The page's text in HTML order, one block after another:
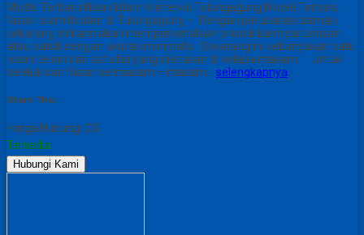
Model Terbaru Nisan Islam Kristen di Tulungagung Model Terbaru
Nisan Islam Kristen di Tulungagung – Dengan perubahan zaman
sekarang ini kami akan memperkenalkan produk kami yaitu nisan
atau patok dengan ukuran minimalis. Sekarang ini kebanyakan batu
nisan terdiri dari satu biji yang diletakan di kelapa makam. Untuk
bentuk dari Nisan bermacam – macam… selengkapnya
Share This :
Harga Hubungi CS
Tersedia
Hubungi Kami